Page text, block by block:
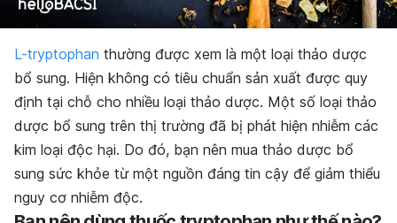
L-tryptophan thường được xem là một loại thảo dược
bổ sung. Hiện không có tiêu chuẩn sản xuất được quy
định tại chỗ cho nhiều loại thảo dược. Một số loại thảo
dược bổ sung trên thị trường đã bị phát hiện nhiễm các
kim loại độc hại. Do đó, bạn nên mua thảo dược bổ
sung sức khỏe từ một nguồn đáng tin cậy để giảm thiểu
nguy cơ nhiễm độc.